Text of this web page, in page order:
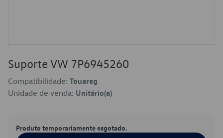
Suporte VW 7P6945260
Compatibilidade: Touareg
Unidade de venda: Unitário(a)
Produto temporariamente esgotado.